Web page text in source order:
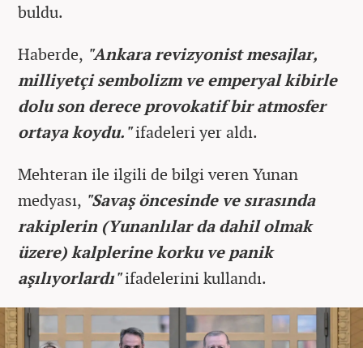
buldu.
Haberde, "Ankara revizyonist mesajlar,
milliyetçi sembolizm ve emperyal kibirle
dolu son derece provokatif bir atmosfer
ortaya koydu."ifadeleri yer aldı.
Mehteran ile ilgili de bilgi veren Yunan
medyası, "Savaş öncesinde ve sırasında
rakiplerin (Yunanlılar da dahil olmak
üzere) kalplerine korku ve panik
aşılıyorlardı"ifadelerini kullandı.